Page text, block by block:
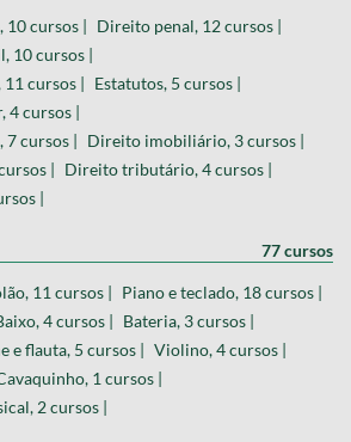
cursos | Direito penal, 12 cursos |
10 cursos |
cursos | Estatutos, 5 cursos |
4 cursos |
cursos | Direito imobiliário, 3 cursos |
| Direito tributário, 4 cursos |
|
77 cursos
11 cursos | Piano e teclado, 18 cursos |
4 cursos | Bateria, 3 cursos |
e flauta, 5 cursos | Violino, 4 cursos |
1 cursos |
2 cursos |